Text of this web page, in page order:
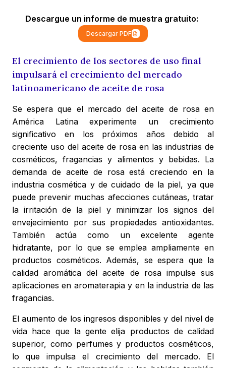
Descargue un informe de muestra gratuito:
Descargar PDF
El crecimiento de los sectores de uso final
impulsará el crecimiento del mercado
latinoamericano de aceite de rosa
Se espera que el mercado del aceite de rosa en
América Latina experimente un crecimiento
significativo en los próximos años debido al
creciente uso del aceite de rosa en las industrias de
cosméticos, fragancias y alimentos y bebidas. La
demanda de aceite de rosa está creciendo en la
industria cosmética y de cuidado de la piel, ya que
puede prevenir muchas afecciones cutáneas, tratar
la irritación de la piel y minimizar los signos del
envejecimiento por sus propiedades antioxidantes.
También actúa como un excelente agente
hidratante, por lo que se emplea ampliamente en
productos cosméticos. Además, se espera que la
calidad aromática del aceite de rosa impulse sus
aplicaciones en aromaterapia y en la industria de las
fragancias.
El aumento de los ingresos disponibles y del nivel de
vida hace que la gente elija productos de calidad
superior, como perfumes y productos cosméticos,
lo que impulsa el crecimiento del mercado. El